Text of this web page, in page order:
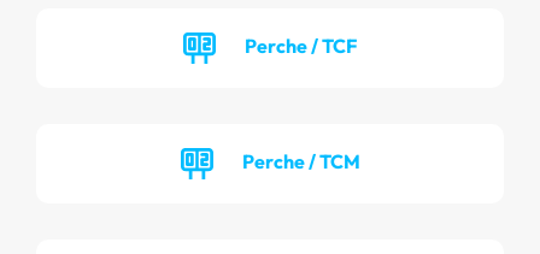
Perche / TCF
Perche / TCM